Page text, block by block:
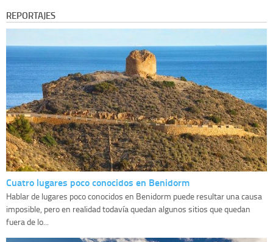
REPORTAJES
Cuatro lugares poco conocidos en Benidorm
Hablar de lugares poco conocidos en Benidorm puede resultar una causa
imposible, pero en realidad todavía quedan algunos sitios que quedan
fuera de lo...